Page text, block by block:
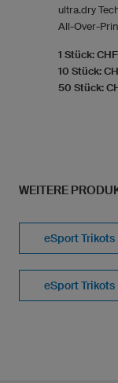
ultra.dry
All-Over-
1 Stück:
10 Stück:
50 Stück:
WEITERE
eSport Trikots
eSport Trikots